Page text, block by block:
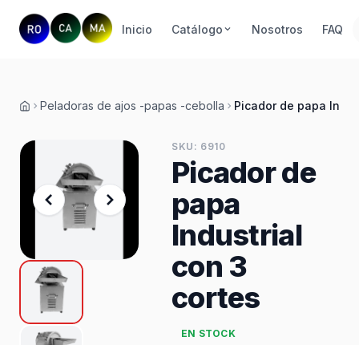
Inicio Catálogo Nosotros FAQ
Inicio
Peladoras de ajos -papas -cebolla Picador de papa
SKU: 6910
Picador de
papa
Industrial
con 3
cortes
EN STOCK